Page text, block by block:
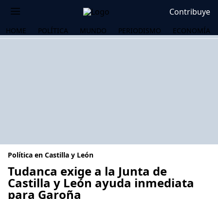
Contribuye
HOME POLÍTICA MUNDO PERIODISMO ECONOMÍA
Política en Castilla y León
Tudanca exige a la Junta de
Castilla y León ayuda inmediata
para Garoña